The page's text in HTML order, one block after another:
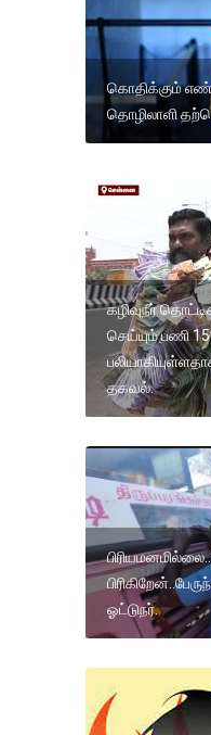
கொதிக்கும்
தொழிலாளி
கழிவுநீர்
செய்யும் பணி
தகவல்.
ஓட்டுநர்.